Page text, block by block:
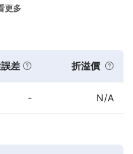
更多
差 折溢價
- N/A